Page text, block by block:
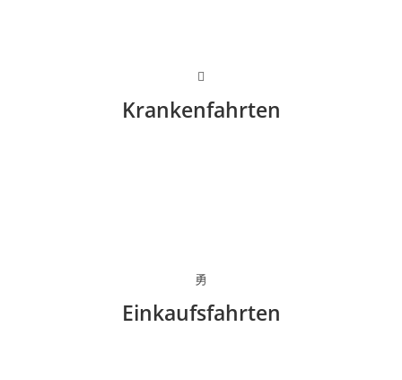
Krankenfahrten
Einkaufsfahrten